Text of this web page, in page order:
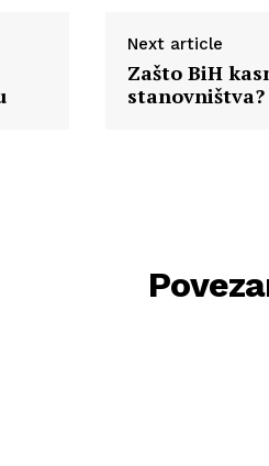
Next article
Zašto BiH
stanovništva?